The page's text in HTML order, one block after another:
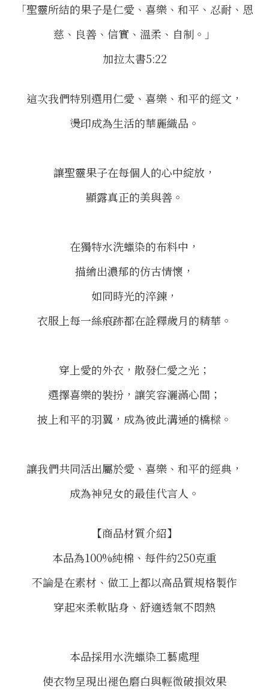
「聖靈所結的果子是仁愛、喜樂、和平、忍耐、恩
慈、良善、信實、溫柔、自制。」
加拉太書5:22
這次我們特別選用仁愛、喜樂、和平的經文，
燙印成為生活的華麗織品。
讓聖靈果子在每個人的心中綻放，
顯露真正的美與善。
在獨特水洗蠟染的布料中，
描繪出濃郁的仿古情懷，
如同時光的淬鍊，
衣服上每一絲痕跡都在詮釋歲月的精華。
穿上愛的外衣，散發仁愛之光；
選擇喜樂的裝扮，讓笑容灑滿心間；
披上和平的羽翼，成為彼此溝通的橋樑。
讓我們共同活出屬於愛、喜樂、和平的經典，
成為神兒女的最佳代言人。
【商品材質介紹】
本品為100%純棉、每件約250克重
不論是在素材、做工上都以高品質規格製作
穿起來柔軟貼身、舒適透氣不悶熱
本品採用水洗蠟染工藝處理
使衣物呈現出褪色磨白與輕微破損效果